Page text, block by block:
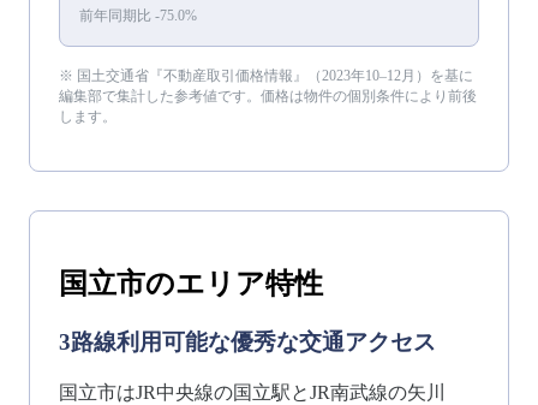
前年同期比 -75.0%
※ 国土交通省『不動産取引価格情報』（2023年10–12月 ）を基に
編集部で集計した参考値です。価格は物件の個別条件により前後
します。
国立市のエリア特性
3路線利用可能な優秀な交通アクセス
国立市はJR中央線の国立駅とJR南武線の矢川